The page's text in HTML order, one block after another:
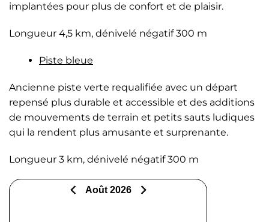
implantées pour plus de confort et de plaisir.
Longueur 4,5 km, dénivelé négatif 300 m
Piste bleue
Ancienne piste verte requalifiée avec un départ
repensé plus durable et accessible et des additions
de mouvements de terrain et petits sauts ludiques
qui la rendent plus amusante et surprenante.
Longueur 3 km, dénivelé négatif 300 m
Août 2026